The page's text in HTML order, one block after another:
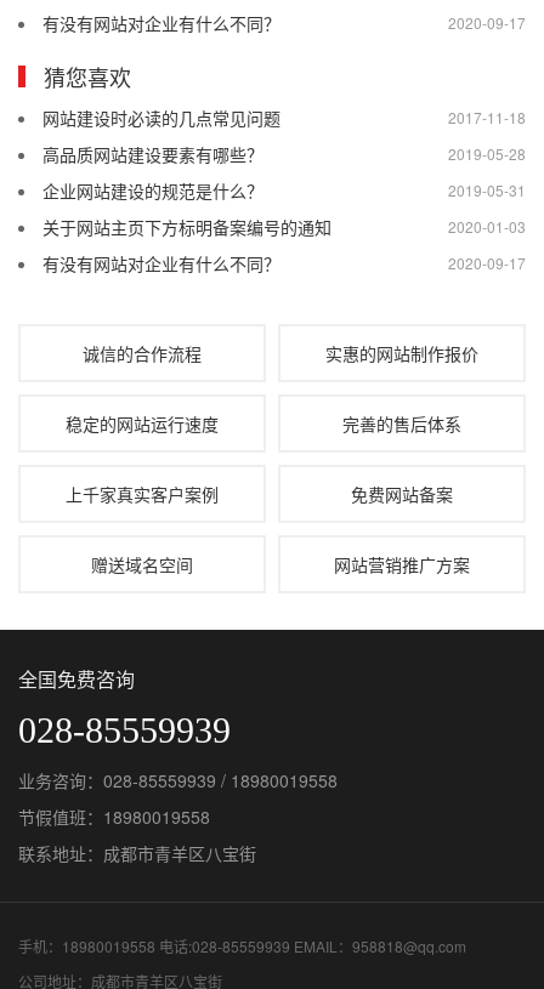
2020-09-17
有没有网站对企业有什么不同？
猜您喜欢
2017-11-18
网站建设时必读的几点常见问题
2019-05-28
高品质网站建设要素有哪些？
2019-05-31
企业网站建设的规范是什么？
2020-01-03
关于网站主页下方标明备案编号的通知
2020-09-17
有没有网站对企业有什么不同？
诚信的合作流程 实惠的网站制作报价
稳定的网站运行速度 完善的售后体系
上千家真实客户案例 免费网站备案
赠送域名空间 网站营销推广方案
全国免费咨询
028-85559939
业务咨询：028-85559939 / 18980019558
节假值班：18980019558
联系地址：成都市青羊区八宝街
手机：18980019558 电话:028-85559939 EMAIL：958818@qq.com
公司地址：成都市青羊区八宝街